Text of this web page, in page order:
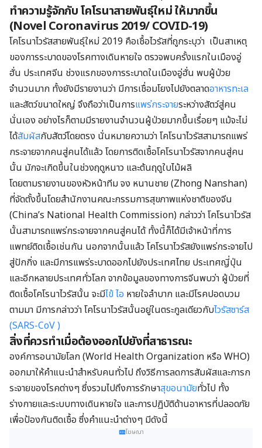
ทำความรู้จักกับ โคโรนาสายพันธุ์ใหม่ ให้มากขึ้น
(Novel Coronavirus 2019/ COVID-19)
โคโรนาไวรัสสายพันธุ์ใหม่ 2019 คือเชื้อไวรัสที่ถูกระบุว่า เป็นสาเหตุ
ของการระบาดของโรคทางเดินหายใจ ตรวจพบครั้งแรกในเมืองอู่
ฮั่น ประเทศจีน ช่วงแรกของการระบาดในเมืองอู่ฮั่น พบผู้ป่วย
จำนวนมาก ทั้งยังมีรายงานว่า มีการเชื่อมโยงไปยังตลาดอาหารทะเล
และสัตว์ขนาดใหญ่ จึงถือว่าเป็นการแพร่กระจายระหว่างสัตว์สู่คน
นั่นเอง อย่างไรก็ตามมีรายงานจำนวนผู้ป่วยมากขึ้นเรื่อยๆ แม้จะไม่
ได้สัมผัสกับสัตว์โดยตรง นั่นหมายความว่า โคโรนาไวรัสสามารถแพร่
กระจายจากคนสู่คนได้แล้ว โดยการติดเชื้อโคโรนาไวรัสจากคนสู่คน
นั้น มักจะเกิดขึ้นในช่วงฤดูหนาว และต้นฤดูใบไม้ผลิ
โดยตามรายงานของหัวหน้าทีม จง หนานชาย (Zhong Nanshan)
ที่จัดตั้งขึ้นโดยสำนักงานคณะกรรมการสุขภาพแห่งชาติของจีน
(China’s National Health Commission) กล่าวว่า โคโรนาไวรัส
นั้นสามารถแพร่กระจายจากคนสู่คนได้ ทั้งนี้ก็ได้มีเจ้าหน้าที่การ
แพทย์ติดเชื้อเช่นกัน นอกจากนั้นแล้ว โคโรนาไวรัสยังแพร่กระจายไป
สู่ปักกิ่ง และมีการแพร่ระบาดออกไปยังประเทศไทย ประเทศญี่ปุ่น
และอีกหลายประเทศทั่วโลก จากข้อมูลของทางการจีนพบว่า ผู้ป่วยที่
ติดเชื้อโคโรนาไวรัสนั้น จะมีไข้ไอ หายใจลำบาก และมีโรคปอดบวม
ตามมา มีการกล่าวว่า โคโรนาไวรัสนั้นอยู่ในตระกูลเดียวกับไวรัสซาร์ส
(SARS-CoV )
สิ่งที่ควรทำเมื่อต้องออกไปยังที่สาธารณะ
องค์การอนามัยโลก (World Health Organization หรือ WHO)
ออกมาให้คำแนะนำสำหรับคนทั่วไป ถึงวิธีการลดการสัมผัสและการก
ระจายของโรคต่างๆ ซึ่งรวมไปถึงการรักษาสุขอนามัยทั่วไป ทั้ง
ร่างกายและระบบทางเดินหายใจ และการปฏิบัติด้านอาหารที่ปลอดภัย
เพื่อป้องกันติดเชื้อ ซึ่งคำแนะนำต่างๆ มีดังนี้
โฆษณา